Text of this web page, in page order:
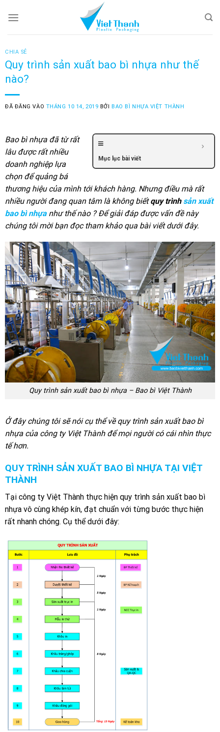
CHIA SẺ
Quy trình sản xuất bao bì nhựa như thế
nào?
ĐÃ ĐĂNG VÀO THÁNG 10 14, 2019 BỞIBAO BÌ NHỰA VIỆT THÀNH
Mục lục bài viết
Bao bì nhựa đã từ rất
lâu được rất nhiều
doanh nghiệp lựa
chọn để quảng bá
thương hiệu của mình tới khách hàng. Nhưng điều mà rất
nhiều người đang quan tâm là không biếtquy trình sản xuất
bao bì nhựa như thế nào ? Để giải đáp được vấn đề này
chúng tôi mời bạn đọc tham khảo qua bài viết dưới đây.
Quy trình sản xuất bao bì nhựa – Bao bì Việt Thành
Ở đây chúng tôi sẽ nói cụ thể về quy trình sản xuất bao bì
nhựa của công ty Việt Thành để mọi người có cái nhìn thực
tế hơn.
QUY TRÌNH SẢN XUẤT BAO BÌ NHỰA TẠI VIỆT
THÀNH
Tại công ty Việt Thành thực hiện quy trình sản xuất bao bì
nhựa vô cùng khép kín, đạt chuẩn với từng bước thực hiện
rất nhanh chóng. Cụ thể dưới đây: